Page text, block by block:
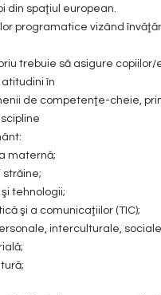
din spaţiul european.
programatice vizând
trebuie să asigure copiilor/
în
de competenţe-cheie,
maternă;
străine;
tehnologii;
şi a comunicaţiilor (TIC);
interculturale,